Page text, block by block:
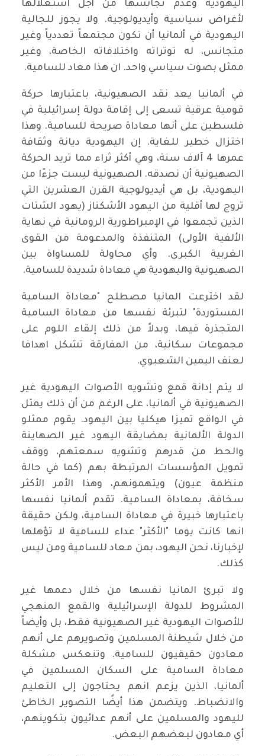
اليهودية وعدم تجانسها من أجل استغلالها
لأغراض سياسية وأيديولوجية. ولا يجوز للجالية
اليهودية في ألمانيا أن تكون مجتمعاً تعددياً وغير
متجانس، له توتراته واختلافاته الخاصة، وغير
ممثل بصوت سياسي واحد. ان هذا معاد للسامية.
في ألمانيا يعد نقد الصهيونية، باعتبارها حركة
قومية عرقية تسعى إلى إقامة دولة إسرائيلية في
فلسطين على أنها معاداة صريحة للسامية. وهذا
اختزال خطير للغاية. إن اليهودية ديانة وثقافة
عمرها 4 آلاف سنة، وهي أكثر ثراء مما تريد الحركة
الصهيونية أن نصدقه. الصهيونية ليست جزءًا من
اليهودية، بل هي أيديولوجية القرن العشرين التي
تروج لها أقلية من اليهود الأشكناز (يهود الشتات
الذين تجمعوا في الإمبراطورية الرومانية في نهاية
الألفية الأولى) المتنفذة والمدعومة من القوى
الغربية الكبرى. وأي محاولة للمساواة بين
الصهيونية واليهودية هي معاداة شديدة للسامية.
لقد اخترعت المانيا مصطلح "معاداة السامية
المستوردة" لتبرئة نفسها من معاداة السامية
المتجذرة فيها، وبدلاً من ذلك إلقاء اللوم على
مجموعات سكانية، من المفارقة تشكل اهدافا
لعنف اليمين الشعبوي.
لا يتم إدانة قمع وتشويه الأصوات اليهودية غير
الصهيونية في ألمانيا، على الرغم من أن ذلك يمثل
في الواقع تميزا هيكليا بين اليهود. يقوم ممثلو
الدولة الألمانية بمضايقة اليهود غير الصهاينة
والحط من قدرهم وتشويه سمعتهم، ووقف
تمويل المؤسسات المرتبطة بهم (كما في حالة
منظمة عيون) ويتهمونهم، وهذا الأمر الأكثر
سخافة، بمعاداة السامية. تقدم ألمانيا نفسها
باعتبارها خبيرة في معاداة السامية، ولكن حقيقة
انها كانت يوما "الأكثر" عداء للسامية لا تؤهلها
لإخبارنا، نحن اليهود، بمن معاد للسامية ومن ليس
كذلك.
ولا تبرئ المانيا نفسها من خلال دعمها غير
المشروط للدولة الإسرائيلية والقمع المنهجي
للأصوات اليهودية غير الصهيونية فقط، بل وأيضاً
من خلال شيطنة المسلمين وتصويرهم على أنهم
معادون حقيقيون للسامية. وتنعكس مشكلة
معاداة السامية على السكان المسلمين في
ألمانيا، الذين يزعم انهم يحتاجون إلى التعليم
والانضباط. ويتضمن هذا أيضًا التصوير الخاطئ
لليهود والمسلمين على أنهم عدائيون بتكوينهم،
أي معادون لبعضهم البعض.